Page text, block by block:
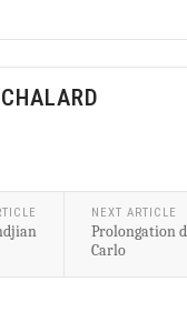
NEXT ARTICLE
Prolongation
Carlo